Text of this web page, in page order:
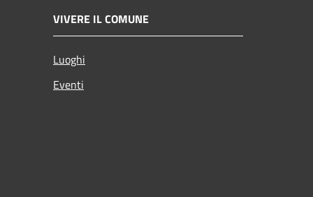
VIVERE IL COMUNE
Luoghi
Eventi